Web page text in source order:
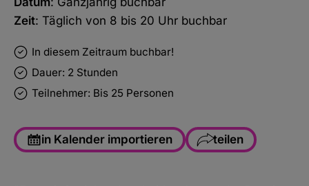
Zeit: Täglich von 8 bis 20 Uhr buchbar
In diesem Zeitraum buchbar!
Dauer: 2 Stunden
Teilnehmer: Bis 25 Personen
in Kalender importieren teilen